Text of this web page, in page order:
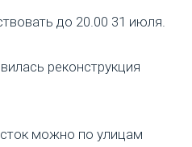
до 20.00 31 июля.
реконструкция
можно по улицам